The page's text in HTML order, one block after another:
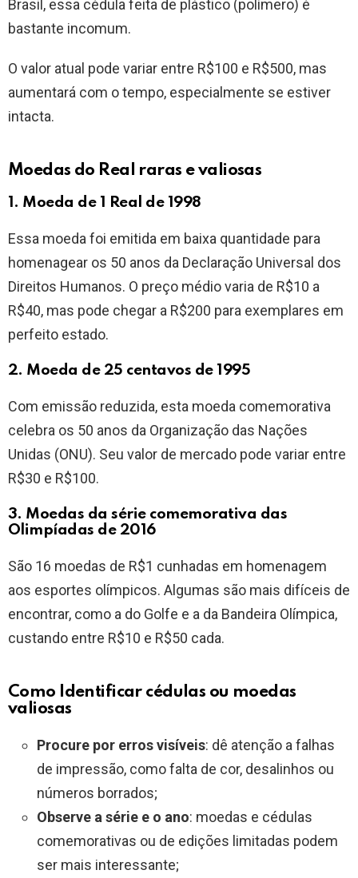
Brasil, essa cédula feita de plástico (polímero) é
bastante incomum.
O valor atual pode variar entre R$100 e R$500, mas
aumentará com o tempo, especialmente se estiver
intacta.
Moedas do Real raras e valiosas
1. Moeda de 1 Real de 1998
Essa moeda foi emitida em baixa quantidade para
homenagear os 50 anos da Declaração Universal dos
Direitos Humanos. O preço médio varia de R$10 a
R$40, mas pode chegar a R$200 para exemplares em
perfeito estado.
2. Moeda de 25 centavos de 1995
Com emissão reduzida, esta moeda comemorativa
celebra os 50 anos da Organização das Nações
Unidas (ONU). Seu valor de mercado pode variar entre
R$30 e R$100.
3. Moedas da série comemorativa das
Olimpíadas de 2016
São 16 moedas de R$1 cunhadas em homenagem
aos esportes olímpicos. Algumas são mais difíceis de
encontrar, como a do Golfe e a da Bandeira Olímpica,
custando entre R$10 e R$50 cada.
Como Identificar cédulas ou moedas
valiosas
Procure por erros visíveis: dê atenção a falhas
de impressão, como falta de cor, desalinhos ou
números borrados;
Observe a série e o ano: moedas e cédulas
comemorativas ou de edições limitadas podem
ser mais interessante;